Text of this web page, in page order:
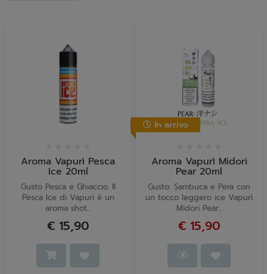
Aroma Vapurì Pesca
Ice 20ml
Gusto Pesca e Ghiaccio. Il
Pesca Ice di Vapurì è un
aroma shot...
€ 15,90
In arrivo
Aroma Vapurì Midori
Pear 20ml
Gusto: Sambuca e Pera con
un tocco leggero ice Vapurì
Midori Pear...
€ 15,90